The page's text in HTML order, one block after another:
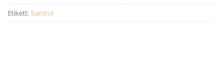
Etikett: barstol